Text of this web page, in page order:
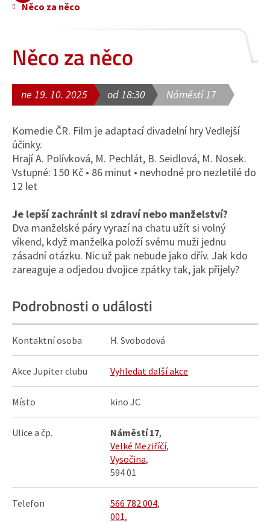
Něco za něco
Něco za něco
ne 19. 10. 2025 od 18:30 Náměstí 17
Komedie ČR. Film je adaptací divadelní hry Vedlejší
účinky.
Hrají A. Polívková, M. Pechlát, B. Seidlová, M. Nosek.
Vstupné: 150 Kč • 86 minut • nevhodné pro nezletilé do
12 let
Je lepší zachránit si zdraví nebo manželství?
Dva manželské páry vyrazí na chatu užít si volný
víkend, když manželka položí svému muži jednu
zásadní otázku. Nic už pak nebude jako dřív. Jak kdo
zareaguje a odjedou dvojice zpátky tak, jak přijely?
Podrobnosti o události
Kontaktní osoba H. Svobodová
Akce Jupiter clubu Vyhledat další akce
Místo kino JC
Ulice a čp. Náměstí 17,
Velké Meziříčí,
Vysočina,
594 01
Telefon 566 782 004,
001,